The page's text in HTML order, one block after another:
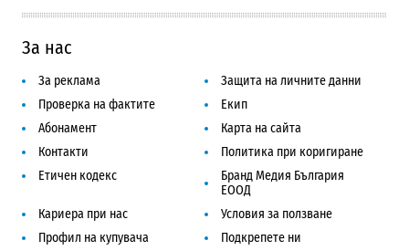
За нас
За реклама
Защита на личните данни
Проверка на фактите
Екип
Абонамент
Карта на сайта
Контакти
Политика при коригиране
Етичен кодекс
Бранд Медия България
ЕООД
Кариера при нас
Условия за ползване
Профил на купувача
Подкрепете ни